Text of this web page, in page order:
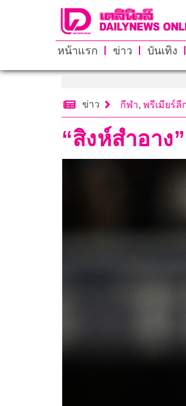
หน้าแรก ข่าว บันเทิง
ข่าว กีฬา, พรีเมียร์ลี
“สิงห์สำอาง